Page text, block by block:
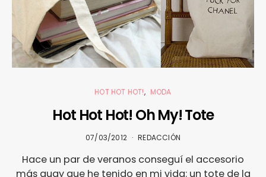
HOT HOT HOT! MODA
Hot Hot Hot! Oh My! Tote
07/03/2012 REDACCIÓN
Hace un par de veranos conseguí el accesorio
más guay que he tenido en mi vida: un tote de la